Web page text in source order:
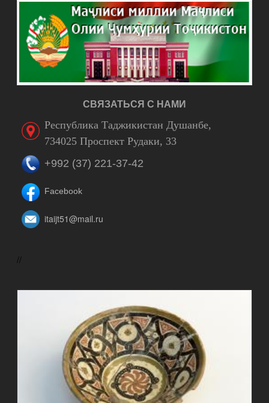
СВЯЗАТЬСЯ С НАМИ
Республика Таджикистан Душанбе,
734025 Проспект Рудаки, 33
+992 (37) 221-37-42
Facebook
itaijt51@mail.ru
//